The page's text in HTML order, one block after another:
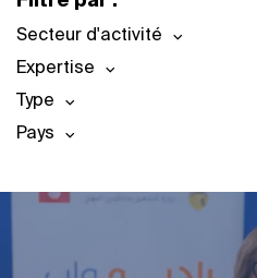
Secteur d'activité
Expertise
Type
Pays